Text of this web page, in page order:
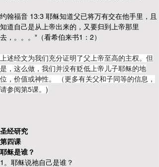
约翰福音 13:3 耶稣知道父已将万有交在他手里，且
知道自己是从上帝出来的，又要归到上帝那里
去，。。。”（看希伯来书1：2）
上述经文为我们充分证明了父上帝至高的主权。但
是，这么做，我们并没有贬低上帝儿子耶稣的地
位，价值或神性。 （更多有关父和子同等的信息，
请参阅第5课。)
圣经研究
第四课
耶稣是谁？
1。耶稣说祂自己是谁？